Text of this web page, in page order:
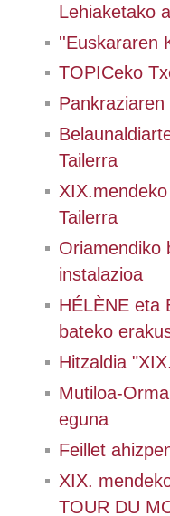
Lehiaketako
''Euskararen
TOPICeko
Tailerra
Tailerra
Oriamendiko
instalazioa
HÉLÈNE eta
bateko
Hitzaldia
Mutiloa-
eguna
Feillet
XIX.
TOUR DU